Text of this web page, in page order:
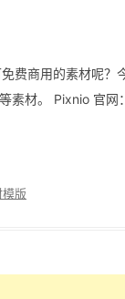
费商用的素材呢？
素材。 Pixnio 官
版